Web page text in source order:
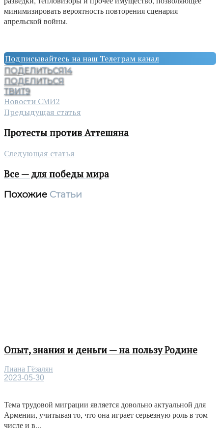
минимизировать вероятность повторения сценария
апрельской войны.
Подписывайтесь на наш Телеграм канал
ПОДЕЛИТЬСЯ14
ПОДЕЛИТЬСЯ
ТВИТ9
Новости СМИ2
Предыдущая статья
Протесты против Аттешяна
Следующая статья
Все — для победы мира
Похожие Статьи
Опыт, знания и деньги — на пользу Родине
Лиана Гёзалян
2023-05-30
Тема трудовой миграции является довольно актуальной для
Армении, учитывая то, что она играет серьезную роль в том
числе и в...